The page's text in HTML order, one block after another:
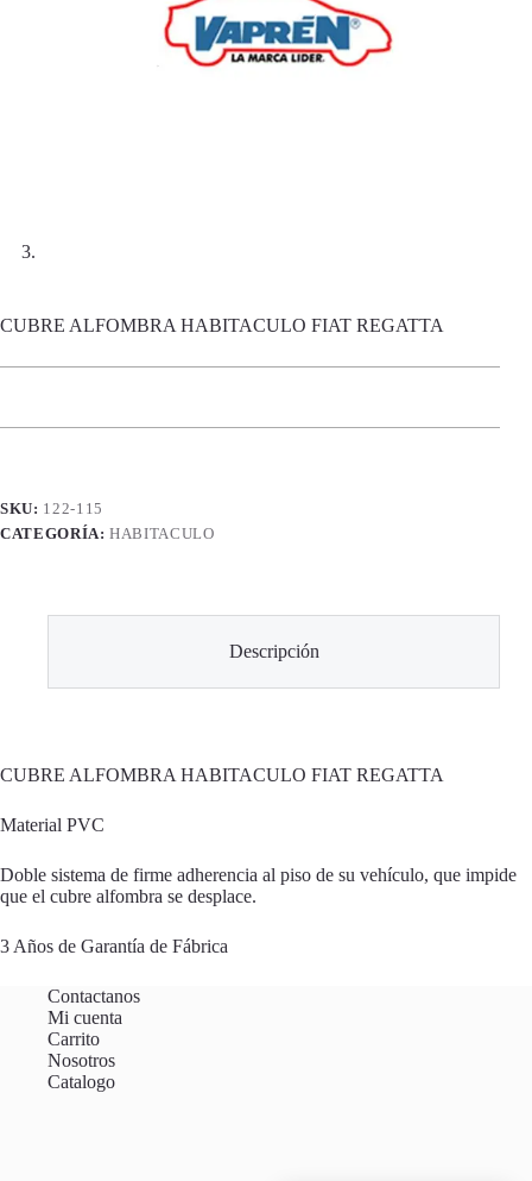
CUBRE ALFOMBRA HABITACULO FIAT REGATTA
SKU: 122-115
CATEGORÍA:HABITACULO
Descripción
CUBRE ALFOMBRA HABITACULO FIAT REGATTA
Material PVC
Doble sistema de firme adherencia al piso de su vehículo, que impide
que el cubre alfombra se desplace.
3 Años de Garantía de Fábrica
Contactanos
Mi cuenta
Carrito
Nosotros
Catalogo